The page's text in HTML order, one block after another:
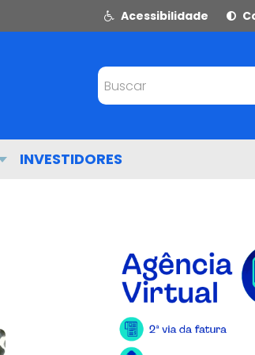
Acessibilidade
INVESTIDORES